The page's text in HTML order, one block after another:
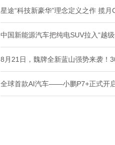
星途“科技新豪华”理念定义之作 揽月
中国新能源汽车把纯电SUV拉入“越
8月21日，魏牌全新蓝山强势来袭！
全球首款AI汽车——小鹏P7+正式开